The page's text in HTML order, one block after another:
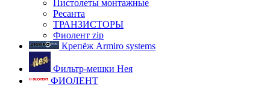
Пистолеты монтажные
Ресанта
ТРАНЗИСТОРЫ
Фиолент zip
Крепёж Armiro systems
Фильтр-мешки Нея
ФИОЛЕНТ